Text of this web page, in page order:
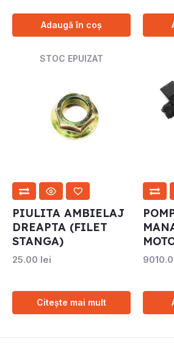
Adaugă în coș
STOC EPUIZAT
PIULITA AMBIELAJ
DREAPTA (FILET
STANGA)
25.00 lei
Citește mai mult